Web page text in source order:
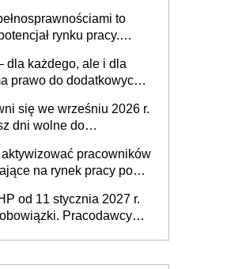
to
rynku pracy.
ale bariery po
dla każdego, ale i dla
prawo do dodatkowych
się we wrześniu 2026 r.
dni wolne do
pracowników
na rynek pracy po
Powstanie Fundusz
w Zatrudnianiu?
od 11 stycznia 2027 r.
Pracodawcy